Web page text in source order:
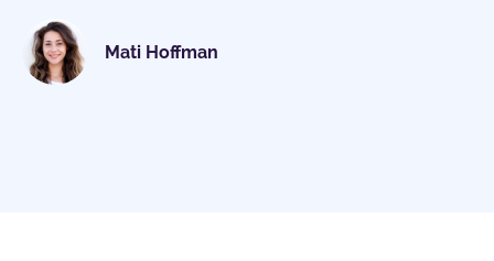
Mati Hoffman